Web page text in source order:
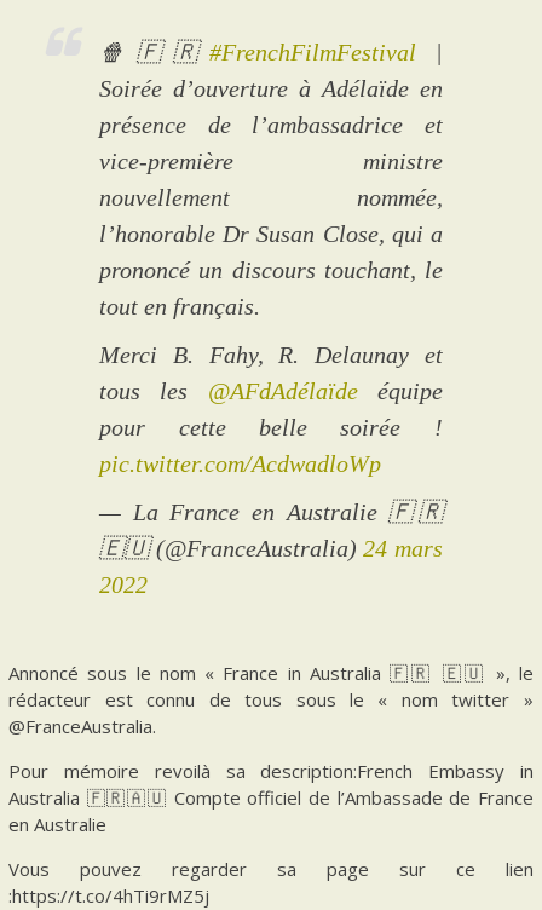
🍿🇫🇷#FrenchFilmFestival |
Soirée d’ouverture à Adélaïde en
présence de l’ambassadrice et
vice-première ministre
nouvellement nommée,
l’honorable Dr Susan Close, qui a
prononcé un discours touchant, le
tout en français.
Merci B. Fahy, R. Delaunay et
tous les @AFdAdélaïdeéquipe
pour cette belle soirée !
pic.twitter.com/AcdwadloWp
— La France en Australie 🇫🇷
🇪🇺 (@FranceAustralia)24 mars
2022
Annoncé sous le nom « France in Australia 🇫🇷 🇪🇺 », le
rédacteur est connu de tous sous le « nom twitter »
@FranceAustralia.
Pour mémoire revoilà sa description:French Embassy in
Australia 🇫🇷🇦🇺 Compte officiel de l’Ambassade de France
en Australie
Vous pouvez regarder sa page sur ce lien
:https://t.co/4hTi9rMZ5j